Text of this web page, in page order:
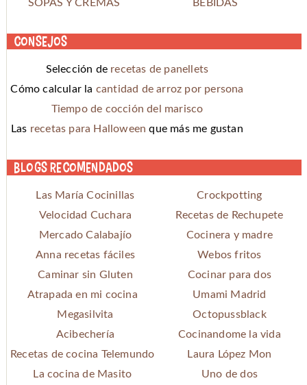
SOPAS Y CREMAS
BEBIDAS
Consejos
Selección de recetas de panellets
Cómo calcular la cantidad de arroz por persona
Tiempo de cocción del marisco
Las recetas para Halloween que más me gustan
Blogs recomendados
Las María Cocinillas
Crockpotting
Velocidad Cuchara
Recetas de Rechupete
Mercado Calabajío
Cocinera y madre
Anna recetas fáciles
Webos fritos
Caminar sin Gluten
Cocinar para dos
Atrapada en mi cocina
Umami Madrid
Megasilvita
Octopussblack
Acibechería
Cocinandome la vida
Recetas de cocina Telemundo
Laura López Mon
La cocina de Masito
Uno de dos